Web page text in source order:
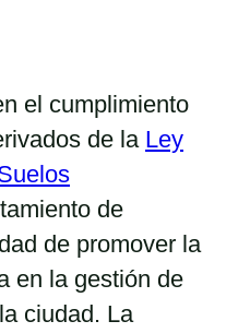
el cumplimiento
de la Ley
de
de promover la
en la gestión de
ciudad. La